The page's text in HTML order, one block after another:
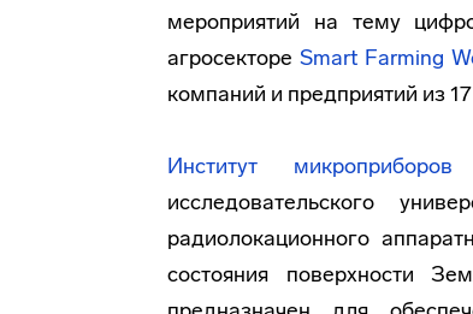
мероприятий на тему
агросекторе Smart Farming
компаний и предприятий из
Институт
исследовательского
радиолокационного
состояния поверхности